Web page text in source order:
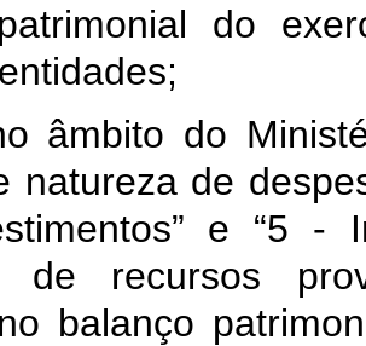
do
âmbito do
natureza de
e “5 -
de recursos
balanço